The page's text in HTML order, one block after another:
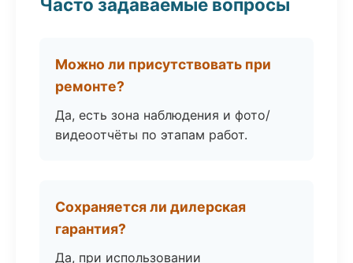
Часто задаваемые вопросы
Можно ли присутствовать при
ремонте?
Да, есть зона наблюдения и фото/
видеоотчёты по этапам работ.
Сохраняется ли дилерская
гарантия?
Да, при использовании